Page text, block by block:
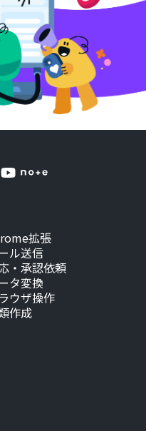
拡張
ル送信
・承認依頼
タ変換
ウザ操作
作成